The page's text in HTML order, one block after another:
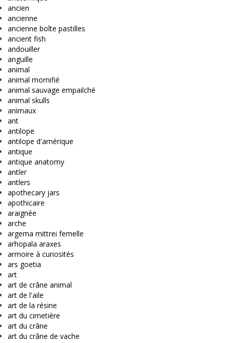
ancien
ancienne
ancienne boîte pastilles
ancient fish
andouiller
anguille
animal
animal momifié
animal sauvage empailché
animal skulls
animaux
ant
antilope
antilope d'amérique
antique
antique anatomy
antler
antlers
apothecary jars
apothicaire
araignée
arche
argema mittrei femelle
arhopala araxes
armoire à curiosités
ars goetia
art
art de crâne animal
art de l'aile
art de la résine
art du cimetière
art du crâne
art du crâne de vache